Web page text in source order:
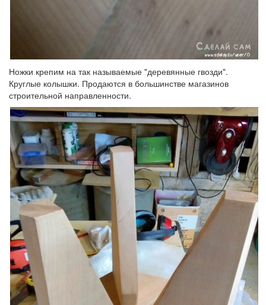
Ножки крепим на так называемые "деревянные гвозди".
Круглые колышки. Продаются в большинстве магазинов
строительной направленности.